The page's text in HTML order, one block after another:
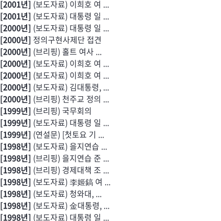
[2001년] (보도자료) 이희호 여 ...
[2001년] (보도자료) 대통령 일 ...
[2000년] (보도자료) 대통령 일 ...
[2000년] 정의구현사제단 접견
[2000년] (브리핑) 홀트 여사 ...
[2000년] (보도자료) 이희호 여 ...
[2000년] (보도자료) 이희호 여 ...
[2000년] (보도자료) 김대통령, ...
[2000년] (브리핑) 천주교 정의 ...
[1999년] (브리핑) 국무회의
[1999년] (보도자료) 대통령 일 ...
[1999년] (연설문) [첫토요 기 ...
[1998년] (보도자료) 을지연습 ...
[1998년] (브리핑) 을지연습 준 ...
[1998년] (브리핑) 경제대책 조 ...
[1998년] (보도자료) 李姬鎬 여 ...
[1998년] (보도자료) 청와대, ...
[1998년] (보도자료) 金대통령, ...
[1998년] (보도자료) 대통령 일 ...